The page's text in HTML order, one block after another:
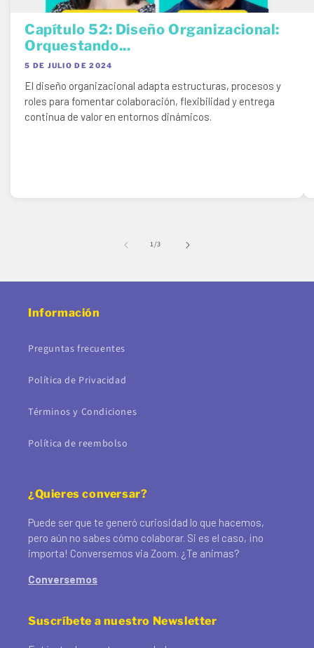
Capítulo 52: Diseño Organizacional:
Orquestando...
5 DE JULIO DE 2024
El diseño organizacional adapta estructuras, procesos y
roles para fomentar colaboración, flexibilidad y entrega
continua de valor en entornos dinámicos.
1/
de3
Información
Preguntas frecuentes
Política de Privacidad
Términos y Condiciones
Política de reembolso
¿Quieres conversar?
Puede ser que te generó curiosidad lo que hacemos,
pero aún no sabes cómo colaborar. Si es el caso, ¡no
importa! Conversemos via Zoom. ¿Te animas?
Conversemos
Suscríbete a nuestro Newsletter